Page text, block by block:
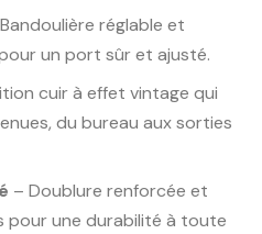
réglable et
un port sûr et ajusté.
cuir à effet vintage qui
du bureau aux sorties
– Doublure renforcée et
pour une durabilité à toute